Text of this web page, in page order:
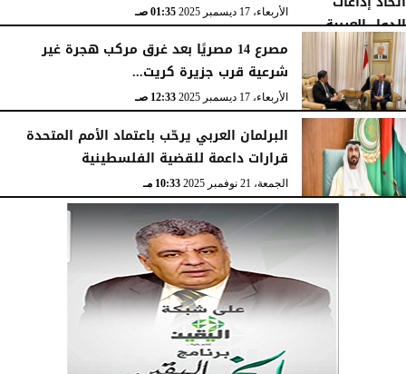
الأربعاء، 17 ديسمبر 2025 01:35 صـ
مصرع 14 مصريًا بعد غرق مركب هجرة غير
شرعية قرب جزيرة كريت...
الأربعاء، 17 ديسمبر 2025 12:33 صـ
البرلمان العربي يرحّب باعتماد الأمم المتحدة
قرارات داعمة للقضية الفلسطينية
الجمعة، 21 نوفمبر 2025 10:33 مـ